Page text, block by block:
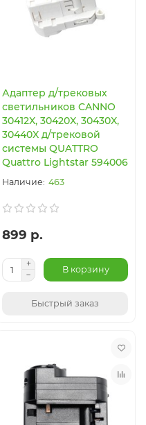
Адаптер д/трековых
светильников CANNO
30412X, 30420X, 30430X,
30440X д/трековой
системы QUATTRO
Quattro Lightstar 594006
463
899 р.
В корзину
Быстрый заказ